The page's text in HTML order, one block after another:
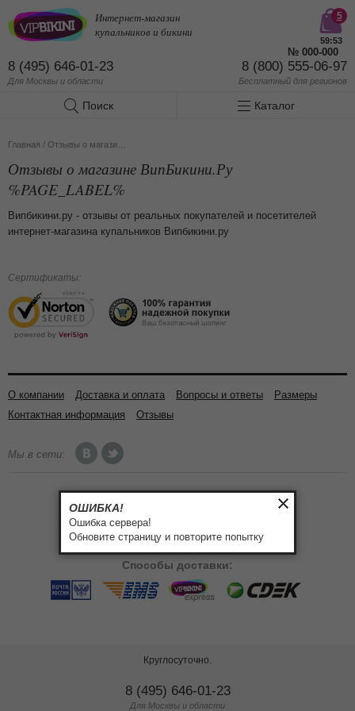
Интернет-магазин
купальников и бикини
8 (495) 646-01-23
Для Москвы и области
8 (800) 555-06-97
Бесплатный для регионов
5
59:53
№ 000-000
Поиск Каталог
Главная /
Отзывы о магазине ВипБикини.Ру
%PAGE_LABEL%
Випбикини.ру - отзывы от реальных покупателей и посетителей
интернет-магазина купальников Випбикини.ру
Сертификаты:
О компании Доставка и оплата Вопросы и ответы
Размеры
Контактная информация
Отзывы
Мы в сети:
Способы доставки:
Круглосуточно.
8 (495) 646-01-23
Для Москвы и области
ОШИБКА!
Ошибка сервера!
Обновите страницу и повторите попытку